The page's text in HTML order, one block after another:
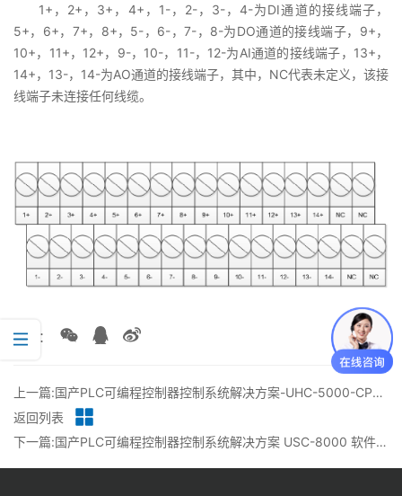
1+，2+，3+，4+，1-，2-，3-，4-为DI通道的接线端子，
5+，6+，7+，8+，5-，6-，7-，8-为DO通道的接线端子，9+，
10+，11+，12+，9-，10-，11-，12-为AI通道的接线端子，13+，
14+，13-，14-为AO通道的接线端子，其中，NC代表未定义，该接
线端子未连接任何线缆。
分享：
上一篇:国产PLC可编程控制器控制系统解决方案-UHC-5000-CPU对称冗余系统搭建
返回列表
下一篇:国产PLC可编程控制器控制系统解决方案 USC-8000 软件-WB-安装与新建丨龙鼎源